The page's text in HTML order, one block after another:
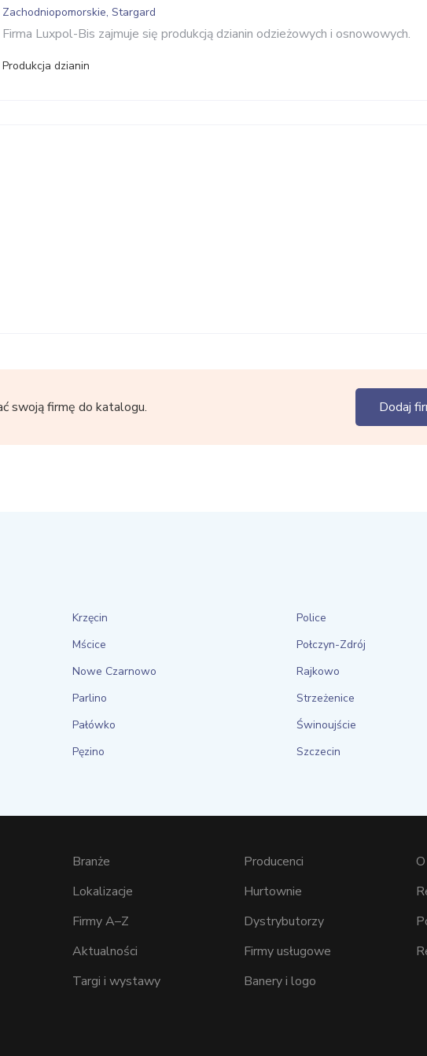
Zachodniopomorskie, Stargard
Firma Luxpol-Bis zajmuje się produkcją dzianin odzieżowych i osnowowych.
Produkcja dzianin
swoją firmę do katalogu. Dodaj
Krzęcin
Mścice
Nowe Czarnowo
Parlino
Pałówko
Pęzino
Police
Połczyn-Zdrój
Rajkowo
Strzeżenice
Świnoujście
Szczecin
Branże
Lokalizacje
Firmy A–Z
Aktualności
Targi i wystawy
Producenci
Hurtownie
Dystrybutorzy
Firmy usługowe
Banery i logo